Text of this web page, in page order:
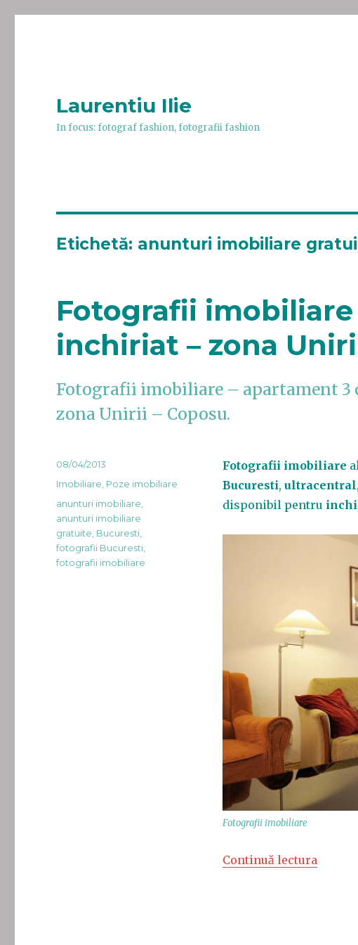
Laurentiu Ilie
In focus: fotograf fashion, fotografii fashion
Etichetă: anunturi imobiliare
Fotografii
inchiriat – zona
Fotografii imobiliare – apartament 3
zona Unirii – Coposu.
Fotografii imobiliare
Bucuresti, ultracentral
disponibil pentru
Fotografii imobiliare
Continuă lectura
Publicat
pe
08/04/2013
Categorii
Imobiliare Poze imobiliare
Etichete
anunturi imobiliare
anunturi imobiliare
gratuite Bucuresti
fotografii Bucuresti
fotografii imobiliare